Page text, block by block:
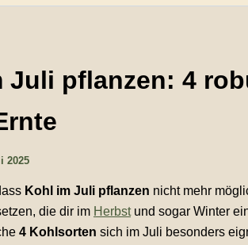
Juli pflanzen: 4
2025
Kohl im Juli pflanzen nicht mehr
die dir im Herbstund sogar Winter
4 Kohlsorten sich im Juli besonders